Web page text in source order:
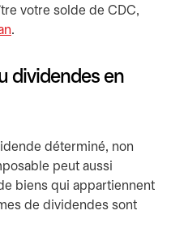
votre solde de CDC,
.
dividendes en
déterminé, non
peut aussi
biens qui appartiennent
de dividendes sont